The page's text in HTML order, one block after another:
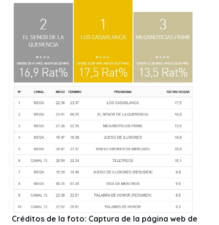
Créditos de la foto: Captura de la página web de